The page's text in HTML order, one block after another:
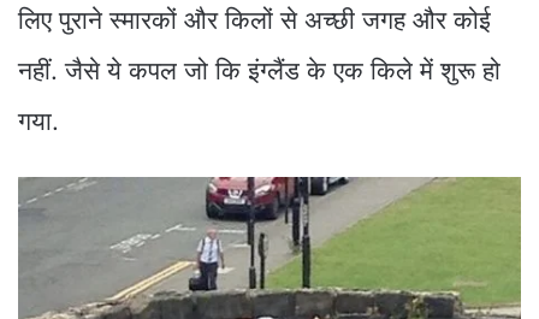
लिए पुराने स्मारकों और किलों से अच्छी जगह और कोई
नहीं. जैसे ये कपल जो कि इंग्लैंड के एक किले में शुरू हो
गया.